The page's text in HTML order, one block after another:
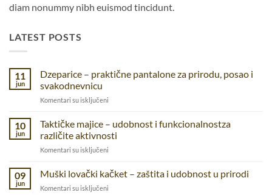
diam nonummy nibh euismod tincidunt.
LATEST POSTS
11
jun
Dzeparice – praktične pantalone za prirodu, posao i
svakodnevnicu
Komentari su isključeni
praktične
pantalone
posao
10
jun
Taktičke majice – udobnost i funkcionalnostza
različite aktivnosti
Komentari su isključeni
majice
–
09
jun
Muški lovački kačket – zaštita i udobnost u prirodi
Komentari su isključeni